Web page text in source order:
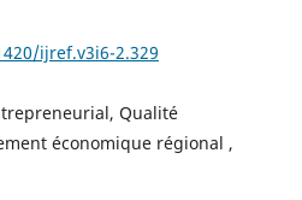
ijref.v3i6-2.329
Qualité
économique régional ,